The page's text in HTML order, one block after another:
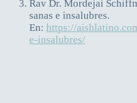
Rav Dr. Mordejai
sanas e insalubres.
En: https://
e-insalubres/